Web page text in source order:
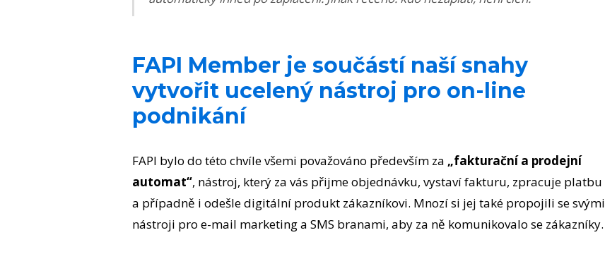
FAPI Member je součástí naší snahy
vytvořit ucelený nástroj pro on-line
podnikání
FAPI bylo do této chvíle všemi považováno především za „fakturační a prodejní
automat“, nástroj, který za vás přijme objednávku, vystaví fakturu, zpracuje platbu
a případně i odešle digitální produkt zákazníkovi. Mnozí si jej také propojili se svými
nástroji pro e-mail marketing a SMS branami, aby za ně komunikovalo se zákazníky.